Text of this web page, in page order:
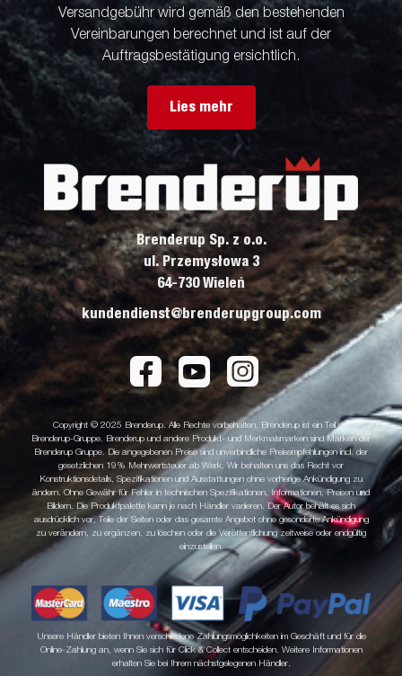
Versandgebühr wird gemäß den bestehenden
Vereinbarungen berechnet und ist auf der
Auftragsbestätigung ersichtlich.
Lies mehr
Brenderup Sp. z o.o.
ul. Przemysłowa 3
64-730 Wieleń
kundendienst@brenderupgroup.com
Copyright © 2025 Brenderup. Alle Rechte vorbehalten. Brenderup ist ein Teil der
Brenderup-Gruppe. Brenderup und andere Produkt- und Merkmalsmarken sind Marken der
Brenderup Gruppe. Die angegebenen Preise sind unverbindliche Preisempfehlungen incl. der
gesetzlichen 19% Mehrwertsteuer ab Werk. Wir behalten uns das Recht vor
Konstruktionsdetails, Spezifikationen und Ausstattungen ohne vorherige Ankündigung zu
ändern. Ohne Gewähr für Fehler in technischen Spezifikationen, Informationen, Preisen und
Bildern. Die Produktpalette kann je nach Händler variieren. Der Autor behält es sich
ausdrücklich vor, Teile der Seiten oder das gesamte Angebot ohne gesonderte Ankündigung
zu verändern, zu ergänzen, zu löschen oder die Veröffentlichung zeitweise oder endgültig
einzustellen.
Unsere Händler bieten Ihnen verschiedene Zahlungsmöglichkeiten im Geschäft und für die
Online-Zahlung an, wenn Sie sich für Click & Collect entscheiden. Weitere Informationen
erhalten Sie bei Ihrem nächstgelegenen Händler.